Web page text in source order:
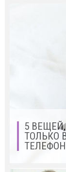
5
ТОЛЬКО